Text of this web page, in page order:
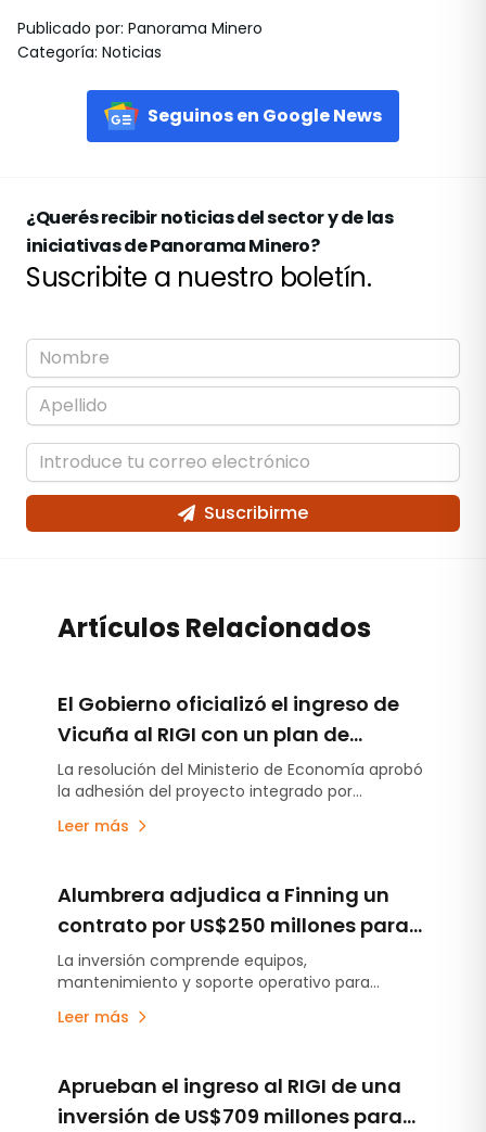
Publicado por: Panorama Minero
Categoría: Noticias
Seguinos en Google News
¿Querés recibir noticias del sector y de las
iniciativas de Panorama Minero?
Suscribite a nuestro boletín.
Suscribirme
Artículos Relacionados
El Gobierno oficializó el ingreso de
Vicuña al RIGI con un plan de
inversión de US$9.737 millones
La resolución del Ministerio de Economía aprobó
la adhesión del proyecto integrado por
Josemaría y Filo del Sol al Régimen de Incentivo
para Grandes Inversiones (RIGI). La iniciativa
necesaria para su ejecución.
Leer más
Alumbrera adjudica a Finning un
contrato por US$250 millones para
su flota minera y servicios
asociados
La inversión comprende equipos,
mantenimiento y soporte operativo para
acompañar la nueva puesta en marcha del
proyecto.
Leer más
Aprueban el ingreso al RIGI de una
inversión de US$709 millones para